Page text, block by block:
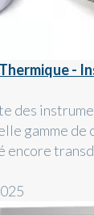
-
des
gamme de
encore